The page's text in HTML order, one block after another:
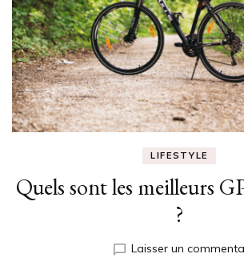
LIFESTYLE
Quels sont les meilleurs
?
Laisser un